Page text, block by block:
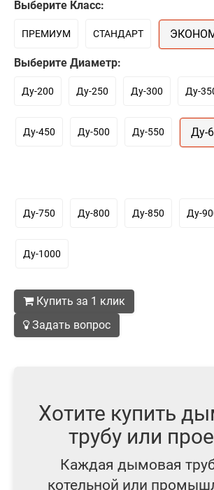
Выберите Класс:
ПРЕМИУМ СТАНДАРТ
Выберите Диаметр:
Ду-200 Ду-250 Ду-300 Ду-
Ду-450 Ду-500 Ду-550 Ду-
Ду-750 Ду-800 Ду-850 Ду-
Ду-1000
Купить за 1 клик
Задать вопрос
Хотите купить
трубу или
Каждая дымовая
котельной или